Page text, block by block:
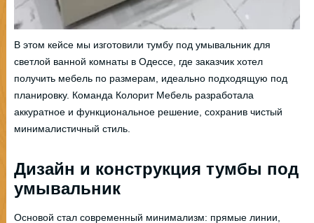
В этом кейсе мы изготовили тумбу под умывальник для
светлой ванной комнаты в Одессе, где заказчик хотел
получить мебель по размерам, идеально подходящую под
планировку. Команда Колорит Мебель разработала
аккуратное и функциональное решение, сохранив чистый
минималистичный стиль.
Дизайн и конструкция тумбы под
умывальник
Основой стал современный минимализм: прямые линии,